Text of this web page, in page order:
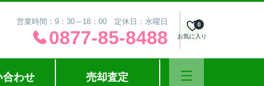
営業時間：9：30～18：00 定休日：水曜日
0877-85-8488 お気に入り
0
合わせ 売却査定